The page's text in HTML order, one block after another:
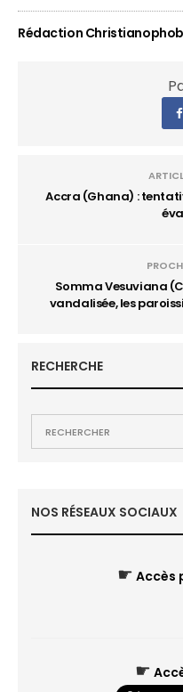
Rédaction
Accra (Ghana) :
Somma Vesuviana
vandalisée, les
RECHERCHE
NOS RÉSEAUX SOCIAUX
☛ Accès
☛